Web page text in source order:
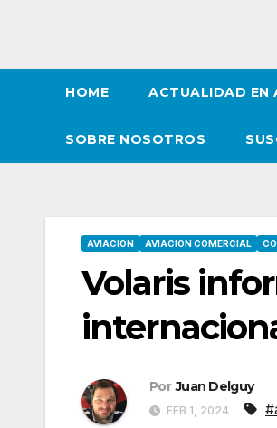
HOME ACTUALIDAD EN
SOBRE NOSOTROS
AVIACION AVIACION COMERCIAL
Volaris
Por Juan Delguy
FEB 1, 2024